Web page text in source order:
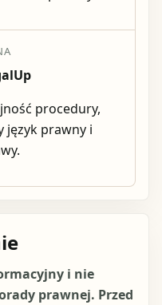
procedury,
język prawny i
i nie
prawnej. Przed